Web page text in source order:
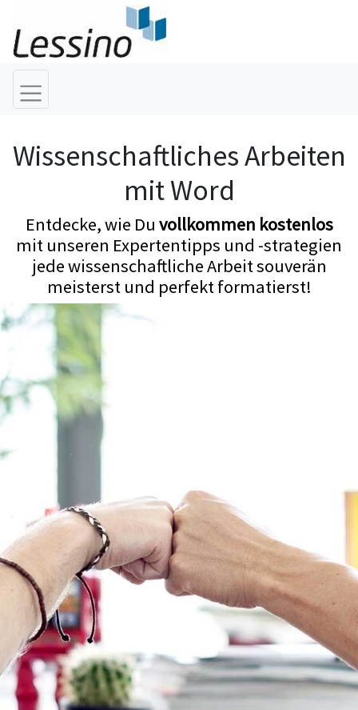
Wissenschaftliches Arbeiten
mit Word
Entdecke, wie Du vollkommen kostenlos
mit unseren Expertentipps und -strategien
jede wissenschaftliche Arbeit souverän
meisterst und perfekt formatierst!